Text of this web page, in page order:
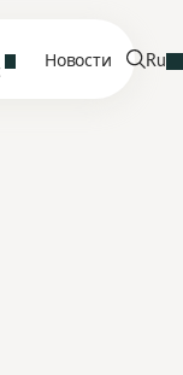
Новости Ru